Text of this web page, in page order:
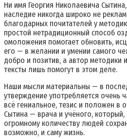
Ни имя Георгия Николаевича
наследие никогда широко не
благодарных почитателей у
простой нетрадиционный способ
омоложения помогает обновить,
его — в желании и умении самого
добро и позитив, а автор методики
тексты лишь помогут в этом деле.
Наши мысли материальны — в
утверждение употребляется очень
всё гениальное, тезис и положен в
Сытина — врача и учёного,
огромному количеству людей
возможно, и саму жизнь.